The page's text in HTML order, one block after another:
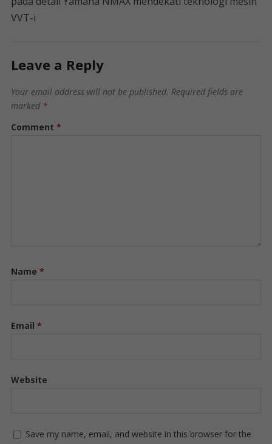
VVT-i
Leave a Reply
Your email address will not be published. Required fields are
marked *
Comment *
Name *
Email *
Website
Save my name, email, and website in this browser for the